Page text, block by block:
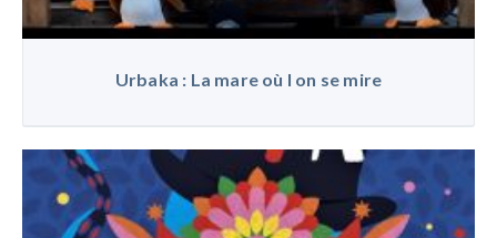
Urbaka : La mare où l on se mire